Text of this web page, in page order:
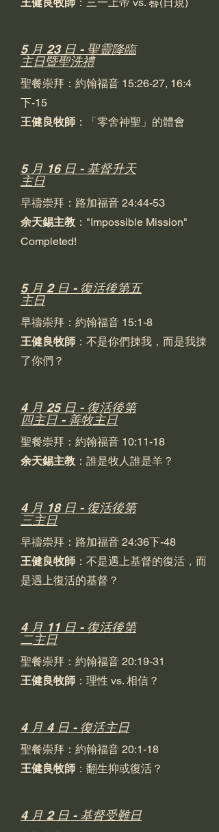
5 月 23 日 - 聖靈降臨
主日暨聖洗禮
聖餐崇拜：約翰福音 15:26-27, 16:4
下-15
王健良牧師 ：「零舍神聖」的體會
5 月 16 日 - 基督升天
主日
早禱崇拜：路加福音 24:44-53
余天錫主教 ："Impossible Mission"
Completed!
5 月 2 日 - 復活後第五
主日
早禱崇拜：約翰福音 15:1-8
王健良牧師 ：不是你們㨂我，而是我㨂
了你們？
4 月 25 日 - 復活後第
四主日 - 善牧主日
聖餐崇拜：約翰福音 10:11-18
余天錫主教 ：誰是牧人誰是羊？
4 月 18 日 - 復活後第
三主日
早禱崇拜：路加福音 24:36下-48
王健良牧師 ：不是遇上基督的復活，而
是遇上復活的基督？
4 月 11 日 - 復活後第
二主日
聖餐崇拜：約翰福音 20:19-31
王健良牧師 ：理性 vs. 相信？
4 月 4 日 - 復活主日
聖餐崇拜：約翰福音 20:1-18
王健良牧師 ：翻生抑或復活？
4 月 2 日 - 基督受難日